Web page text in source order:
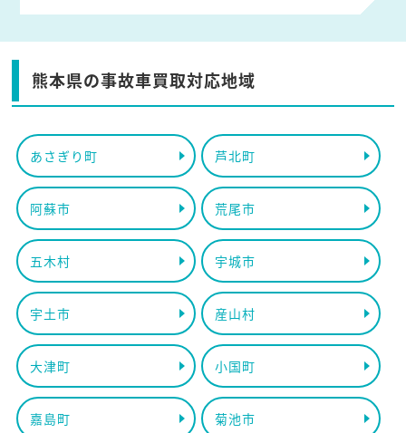
熊本県の事故車買取対応地域
あさぎり町 芦北町
阿蘇市 荒尾市
五木村 宇城市
宇土市 産山村
大津町 小国町
嘉島町 菊池市